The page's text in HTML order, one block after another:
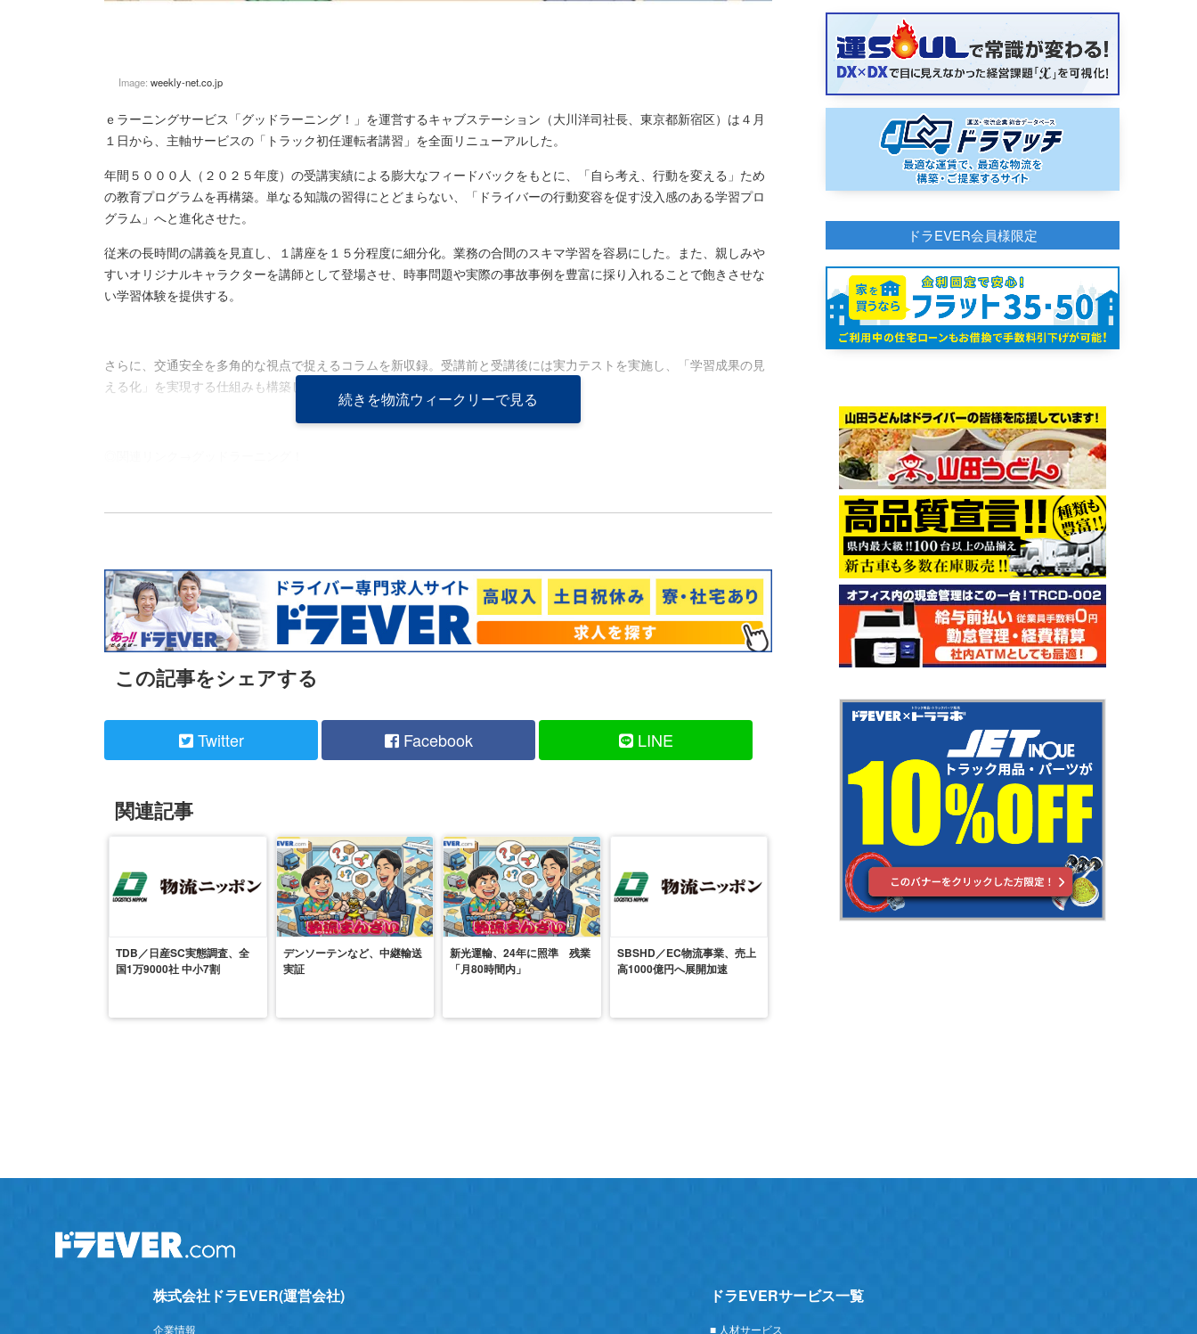
Image: weekly-net.co.jp
ｅラーニングサービス「グッドラーニング！」を運営するキャブステーション（大川洋司社長、東京都新宿区）は４月
１日から、主軸サービスの「トラック初任運転者講習」を全面リニューアルした。
年間５０００人（２０２５年度）の受講実績による膨大なフィードバックをもとに、「自ら考え、行動を変える」ため
の教育プログラムを再構築。単なる知識の習得にとどまらない、「ドライバーの行動変容を促す没入感のある学習プロ
グラム」へと進化させた。
従来の長時間の講義を見直し、１講座を１５分程度に細分化。業務の合間のスキマ学習を容易にした。また、親しみや
すいオリジナルキャラクターを講師として登場させ、時事問題や実際の事故事例を豊富に採り入れることで飽きさせな
い学習体験を提供する。
さらに、交通安全を多角的な視点で捉えるコラムを新収録。受講前と受講後には実力テストを実施し、「学習成果の見
える化」を実現する仕組みも構築している。
続きを物流ウィークリーで見る
この記事をシェアする
Twitter Facebook LINE
関連記事
TDB／日産SC実態調査、全
国1万9000社 中小7割
デンソーテンなど、中継輸送
実証
新光運輸、24年に照準 残業
「月80時間内」
SBSHD／EC物流事業、売上
高1000億円へ展開加速
ドラEVER会員様限定
株式会社ドラEVER(運営会社)
企業情報
ドラEVERサービス一覧
■ 人材サービス